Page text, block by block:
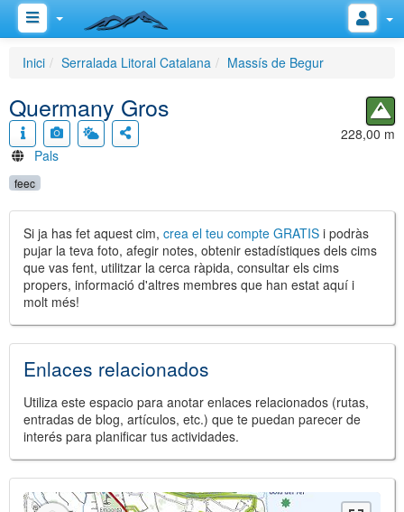
Inici Serralada Litoral Catalana Massís de Begur
Quermany Gros
Pals
228,00 m
feec
Si ja has fet aquest cim, crea el teu compte GRATIS i podràs
pujar la teva foto, afegir notes, obtenir estadístiques dels cims
que vas fent, utilitzar la cerca ràpida, consultar els cims
propers, informació d'altres membres que han estat aquí i
molt més!
Enlaces relacionados
Utiliza este espacio para anotar enlaces relacionados (rutas,
entradas de blog, artículos, etc.) que te puedan parecer de
interés para planificar tus actividades.